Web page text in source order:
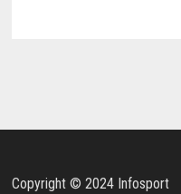
Copyright © 2024 Infosport